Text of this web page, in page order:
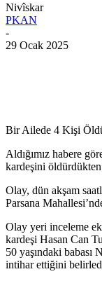
Nivîskar
PKAN
-
29 Ocak 2025
Bir Ailede 4 Kişi
Aldığımız habere
kardeşini
Olay, dün akşam
Parsana
Olay yeri inceleme
kardeşi Hasan Can
50 yaşındaki babası
intihar ettiğini